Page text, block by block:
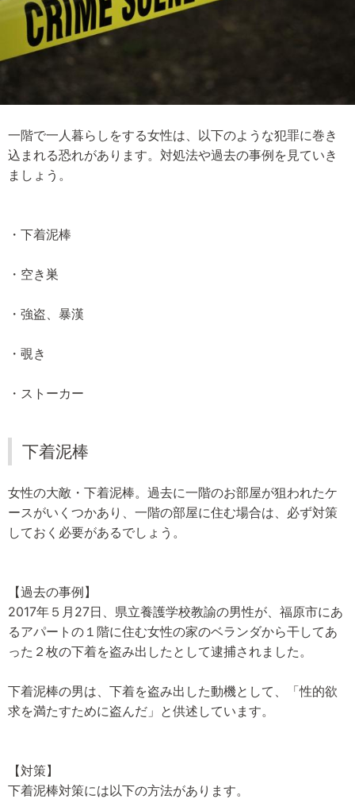
一階で一人暮らしをする女性は、以下のような犯罪に巻き
込まれる恐れがあります。対処法や過去の事例を見ていき
ましょう。
・下着泥棒
・空き巣
・強盗、暴漢
・覗き
・ストーカー
下着泥棒
女性の大敵・下着泥棒。過去に一階のお部屋が狙われたケ
ースがいくつかあり、一階の部屋に住む場合は、必ず対策
しておく必要があるでしょう。
【過去の事例】
2017年５月27日、県立養護学校教諭の男性が、福原市にあ
るアパートの１階に住む女性の家のベランダから干してあ
った２枚の下着を盗み出したとして逮捕されました。
下着泥棒の男は、下着を盗み出した動機として、「性的欲
求を満たすために盗んだ」と供述しています。
【対策】
下着泥棒対策には以下の方法があります。